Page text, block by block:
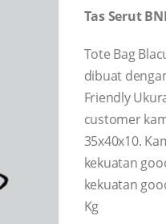
Tas Serut
Tote Bag
dibuat
Friendly
customer
35x40x10.
kekuatan
kekuatan
Kg